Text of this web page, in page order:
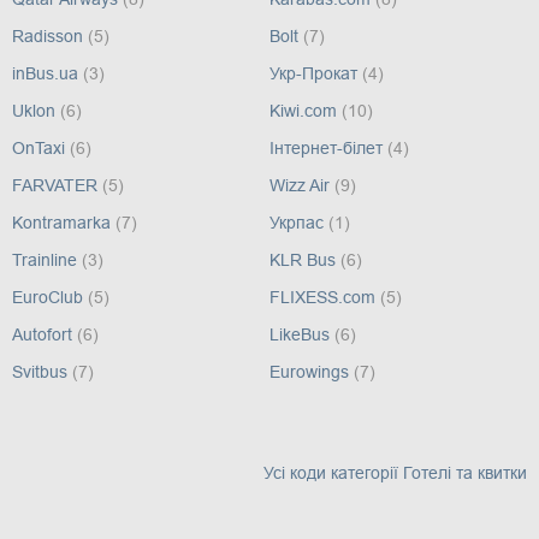
Radisson (5) Bolt (7)
inBus.ua (3) Укр-Прокат (4)
Uklon (6) Kiwi.com (10)
OnTaxi (6) Інтернет-білет (4)
FARVATER (5) Wizz Air (9)
Kontramarka (7) Укрпас (1)
Trainline (3) KLR Bus (6)
EuroClub (5) FLIXESS.com (5)
Autofort (6) LikeBus (6)
Svitbus (7) Eurowings (7)
Усі коди категорії Готелі та квитки